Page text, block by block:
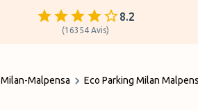
8.2
(16354 Avis)
Milan-Malpensa Eco Parking Milan